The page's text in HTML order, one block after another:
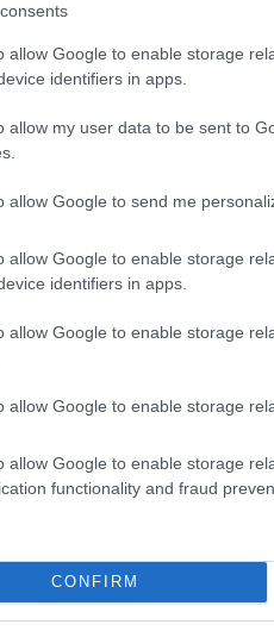
allow Google to enable storage
identifiers in apps.
allow my user data to be sent to
allow Google to send me
allow Google to enable storage
identifiers in apps.
allow Google to enable storage
allow Google to enable storage
allow Google to enable storage
functionality and fraud
CONFIRM
i visitatori
dell’architettura
Inoltre, la
per chi desidera
delle Dolomiti
Questa località è
incantevole che la
rappresenta anche
aperta.